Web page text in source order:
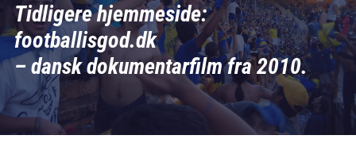
Tidligere hjemmeside:
footballisgod.dk
– dansk dokumentarfilm fra 2010.